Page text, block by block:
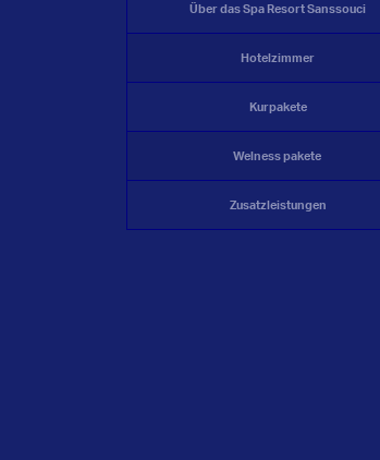
Über das Spa Resort Sanssouci
Hotelzimmer
Kurpakete
Welnesspakete
Zusatzleistungen